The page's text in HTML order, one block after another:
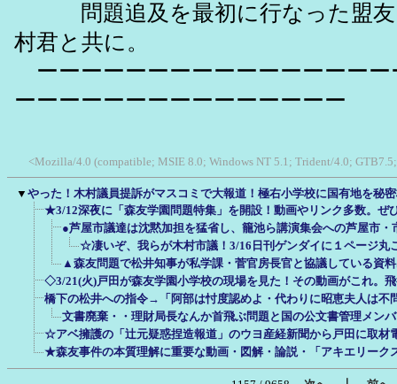
問題追及を最初に行なった盟友
村君と共に。
ーーーーーーーーーーーーーーーー
ーーーーーーーーーーーーーーー
<Mozilla/4.0 (compatible; MSIE 8.0; Windows NT 5.1; Trident/4.0;
▼ やった！木村議員提訴がマスコミで大報道！極右小学校に国有地を秘
★3/12深夜に「森友学園問題特集」を開設！動画やリンク多数。ぜ
●芦屋市議達は沈黙加担を猛省し、籠池ら講演集会への芦屋市・
☆凄いぞ、我らが木村市議！3/16日刊ゲンダイに１ページ丸
▲森友問題で松井知事が私学課・菅官房長官と協議している資
◇3/21(火)戸田が森友学園小学校の現場を見た！その動画がこれ。
橋下の松井への指令→「阿部は忖度認めよ・代わりに昭恵夫人は不
文書廃棄・・理財局長なんか首飛ぶ問題と国の公文書管理メン
☆アベ擁護の「辻元疑惑捏造報道」のウヨ産経新聞から戸田に取材
★森友事件の本質理解に重要な動画・図解・論説・「アキエリーク